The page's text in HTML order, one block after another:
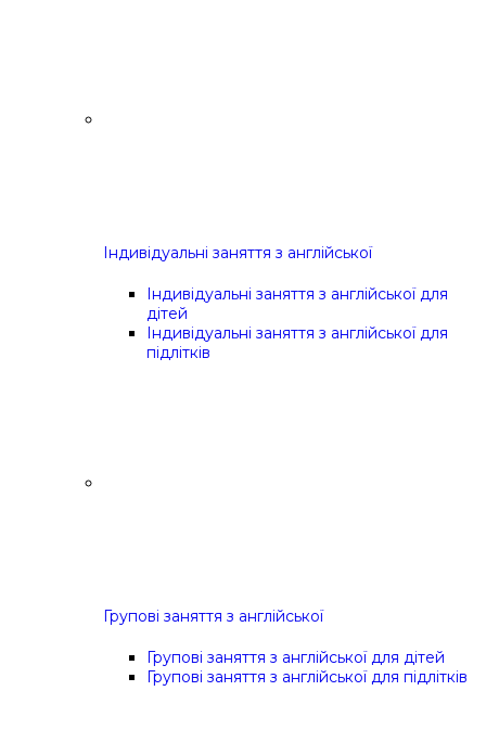
Індивідуальні заняття з англійської
Індивідуальні заняття з англійської для
дітей
Індивідуальні заняття з англійської для
підлітків
Групові заняття з англійської
Групові заняття з англійської для дітей
Групові заняття з англійської для підлітків